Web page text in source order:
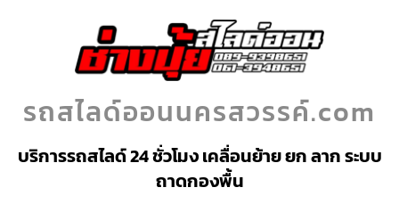
รถสไลด์ออนนครสวรรค์.com
บริการรถสไลด์ 24 ชั่วโมง เคลื่อนย้าย ยก ลาก ระบบ
ถาดกองพื้น